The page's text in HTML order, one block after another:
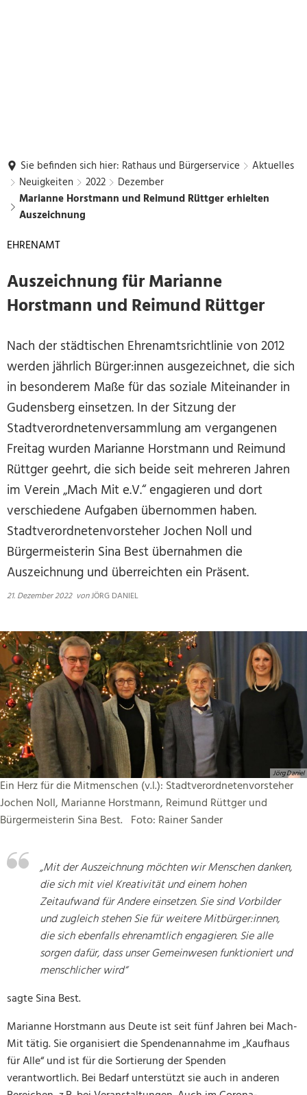
Sie befinden sich hier: Rathaus und Bürgerservice
Aktuelles
Neuigkeiten
2022
Dezember
Marianne Horstmann und Reimund Rüttger erhielten
Auszeichnung
EHRENAMT
Auszeichnung für Marianne
Horstmann und Reimund Rüttger
Nach der städtischen Ehrenamtsrichtlinie von 2012
werden jährlich Bürger:innen ausgezeichnet, die sich
in besonderem Maße für das soziale Miteinander in
Gudensberg einsetzen. In der Sitzung der
Stadtverordnetenversammlung am vergangenen
Freitag wurden Marianne Horstmann und Reimund
Rüttger geehrt, die sich beide seit mehreren Jahren
im Verein „Mach Mit e.V.“ engagieren und dort
verschiedene Aufgaben übernommen haben.
Stadtverordnetenvorsteher Jochen Noll und
Bürgermeisterin Sina Best übernahmen die
Auszeichnung und überreichten ein Präsent.
21. Dezember 2022 vonJÖRG DANIEL
Jörg Daniel
Ein Herz für die Mitmenschen (v.l.): Stadtverordnetenvorsteher
Jochen Noll, Marianne Horstmann, Reimund Rüttger und
Bürgermeisterin Sina Best. Foto: Rainer Sander
„Mit der Auszeichnung möchten wir Menschen danken,
die sich mit viel Kreativität und einem hohen
Zeitaufwand für Andere einsetzen. Sie sind Vorbilder
und zugleich stehen Sie für weitere Mitbürger:innen,
die sich ebenfalls ehrenamtlich engagieren. Sie alle
sorgen dafür, dass unser Gemeinwesen funktioniert und
menschlicher wird“
sagte Sina Best.
Marianne Horstmann aus Deute ist seit fünf Jahren bei Mach-
Mit tätig. Sie organisiert die Spendenannahme im „Kaufhaus
für Alle“ und ist für die Sortierung der Spenden
verantwortlich. Bei Bedarf unterstützt sie auch in anderen